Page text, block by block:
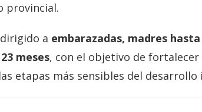
provincial.
a embarazadas, madres
meses, con el objetivo de
etapas más sensibles del desarrollo